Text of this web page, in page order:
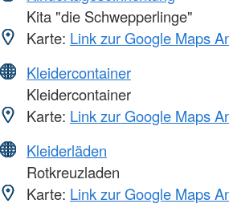
Kita "die Schwepperlinge"
Karte: Link zur Google Maps
Kleidercontainer
Kleidercontainer
Karte: Link zur Google Maps
Kleiderläden
Rotkreuzladen
Karte: Link zur Google Maps